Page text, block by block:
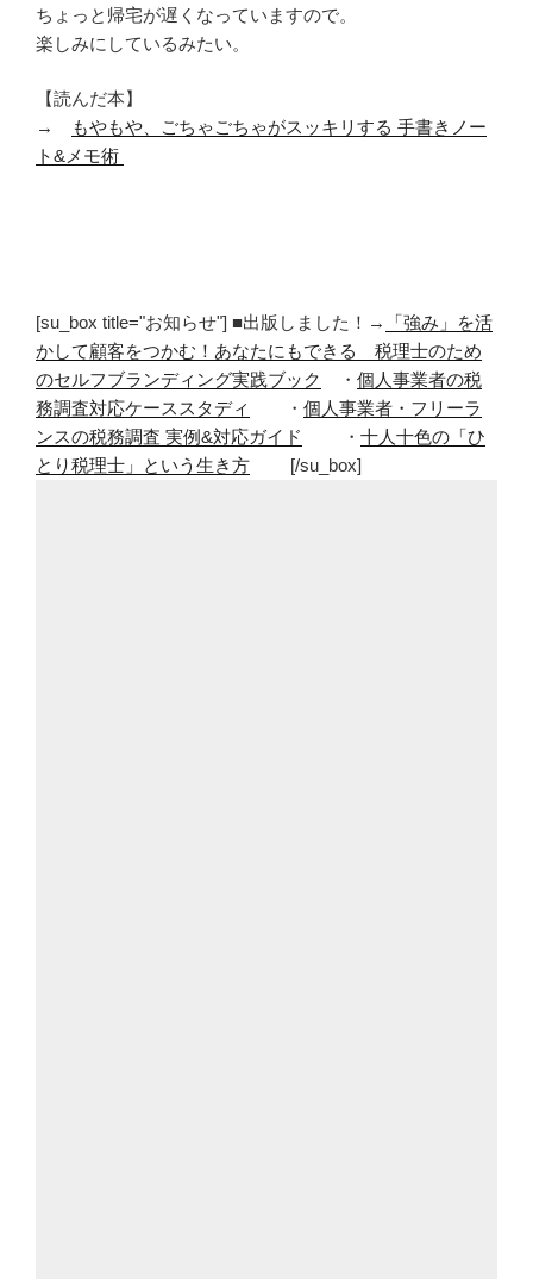
ちょっと帰宅が遅くなっていますので。
楽しみにしているみたい。
【読んだ本】
→
もやもや、ごちゃごちゃがスッキリする 手書きノー
ト&メモ術
[su_box title="お知らせ"] ■出版しました！→
「強み」を活
かして顧客をつかむ！あなたにもできる 税理士のため
のセルフブランディング実践ブック
・ 個人事業者の税
務調査対応ケーススタディ
・ 個人事業者・フリーラ
ンスの税務調査 実例&対応ガイド
・ 十人十色の「ひ
とり税理士」という生き方 [/su_box]